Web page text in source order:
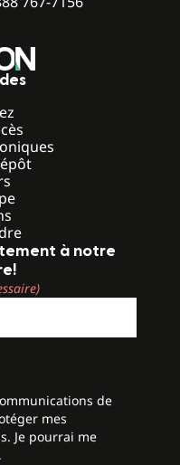
à notre
de
mes
Je pourrai me